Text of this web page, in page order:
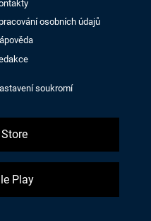
osobních údajů
soukromí
Play